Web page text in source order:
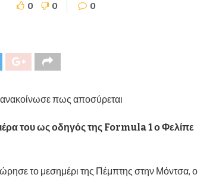
0 0 0
πως αποσύρεται
του ως οδηγός της Formula 1 ο Φελίπε
το μεσημέρι της Πέμπτης στην Μόντσα, ο